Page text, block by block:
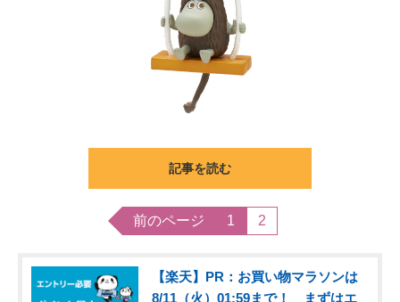
記事を読む
前のページ 1 2
【楽天】PR：お買い物マラソンは
8/11（火）01:59まで！ まずはエ